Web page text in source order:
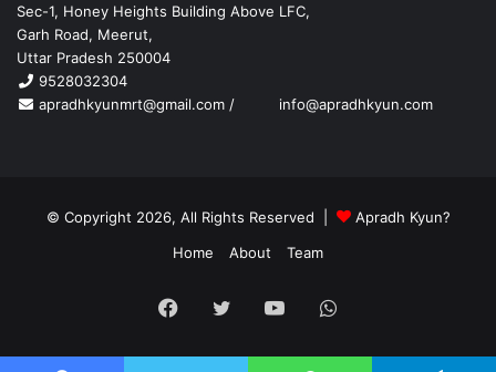
Sec-1, Honey Heights Building Above LFC,
Garh Road, Meerut,
Uttar Pradesh 250004
9528032304
apradhkyunmrt@gmail.com / info@apradhkyun.com
© Copyright 2026, All Rights Reserved |
Apradh Kyun?
Home
About Team
Facebook
Twitter YouTubeWhatsApp